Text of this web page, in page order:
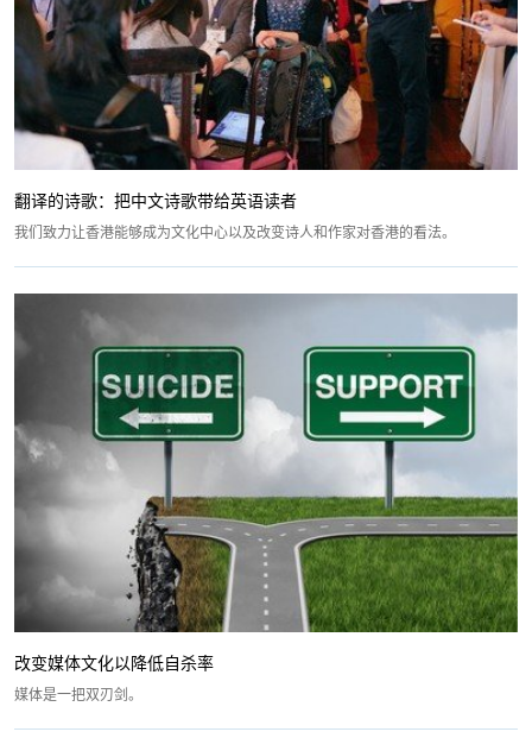
翻译的诗歌：把中文诗歌带给英语读者
我们致力让香港能够成为文化中心以及改变诗人和作家对香港的看法。
改变媒体文化以降低自杀率
媒体是一把双刃剑。